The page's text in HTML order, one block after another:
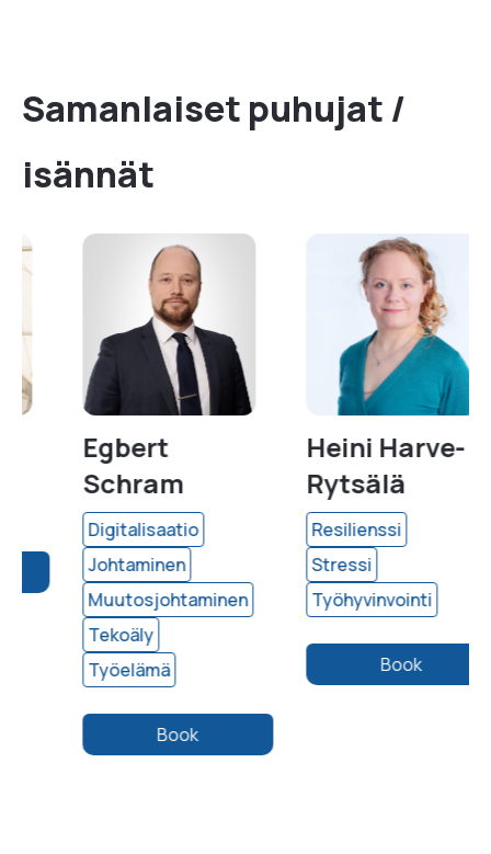
Samanlaiset puhujat /
isännät
Egbert
Schram
Digitalisaatio
Johtaminen
Muutosjohtaminen
Tekoäly
Työelämä
Heini Harve-
Rytsälä
Resilienssi
Stressi
Työhyvinvointi